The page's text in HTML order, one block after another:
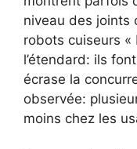
niveau des joints
robots cuiseurs «
l’étendard: ils
écrase la
observée:
moins chez les